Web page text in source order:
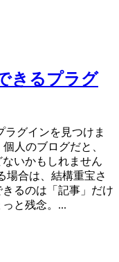
きるプラグ
ラグインを見つけま
個人のブログだと、
いかもしれません
場合は、結構重宝さ
るのは「記事」だけ
と残念。...